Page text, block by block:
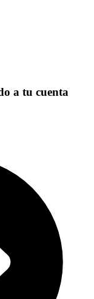
a tu cuenta